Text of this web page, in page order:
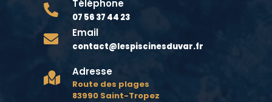
 Téléphone
07 56 37 44 23
 Email
contact@lespiscinesduvar.fr
 Adresse
Route des plages
83990 Saint-Tropez